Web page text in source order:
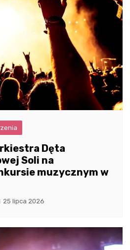
Dęta
Soli na
muzycznym w
25 lipca 2026